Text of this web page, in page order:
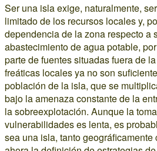
Ser una isla exige, naturalmente,
limitado de los recursos locales y,
dependencia de la zona respecto a
abastecimiento de agua potable,
parte de fuentes situadas fuera de
freáticas locales ya no son
población de la isla, que se
bajo la amenaza constante de la
la sobreexplotación. Aunque la
vulnerabilidades es lenta, es
sea una isla, tanto